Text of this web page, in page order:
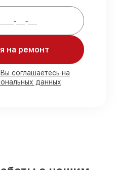
с возможностью
или
– с учётом любых
на ремонт
соглашаетесь на
данных